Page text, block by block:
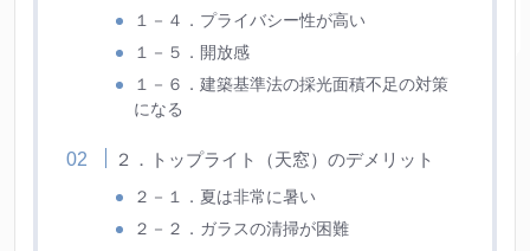
１－４．プライバシー性が高い
１－５．開放感
１－６．建築基準法の採光面積不足の対策
になる
２．トップライト（天窓）のデメリット
２－１．夏は非常に暑い
２－２．ガラスの清掃が困難